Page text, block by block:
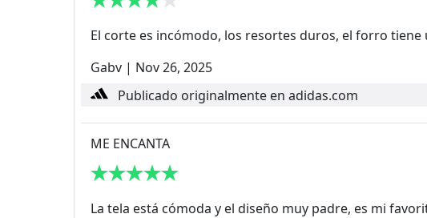
El corte es incómodo, los resortes duros, el forro
Gabv | Nov 26, 2025
Publicado originalmente en adidas.com
ME ENCANTA
La tela está cómoda y el diseño muy padre, es mi